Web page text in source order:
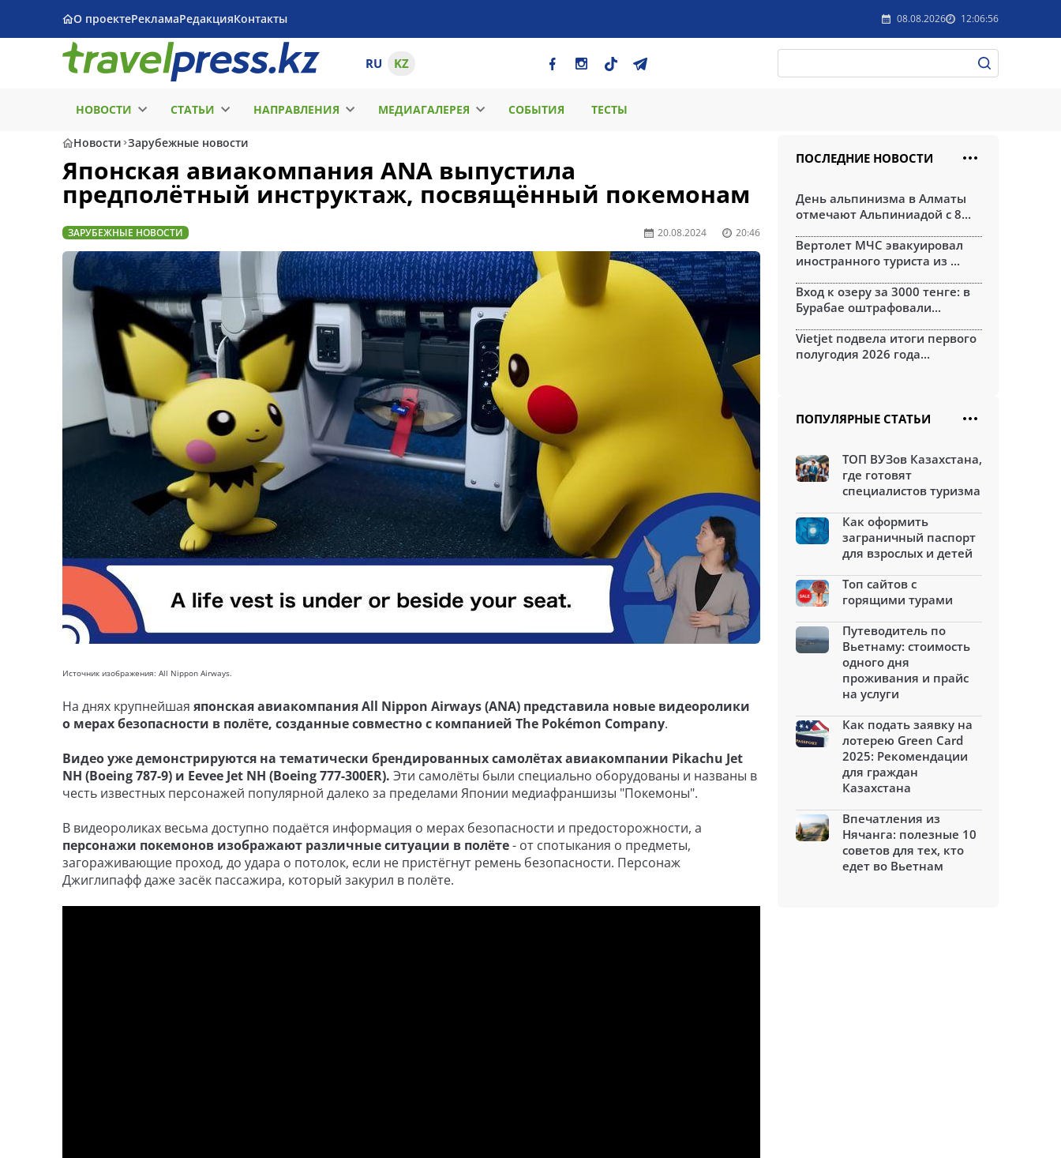
О проектеРекламаРедакцияКонтакты 08.08.2026 12:06:56
RU KZ
НОВОСТИ СТАТЬИ НАПРАВЛЕНИЯ МЕДИАГАЛЕРЕЯ СОБЫТИЯ ТЕСТЫ
Новости Зарубежные новости
Японская авиакомпания ANA выпустила
предполётный инструктаж, посвящённый покемонам
ЗАРУБЕЖНЫЕ НОВОСТИ 20.08.2024 20:46
Источник изображения: All Nippon Airways.
На днях крупнейшая японская авиакомпания All Nippon Airways (ANA) представила новые видеоролики
о мерах безопасности в полёте, созданные совместно с компанией The Pokémon Company.
Видео уже демонстрируются на тематически брендированных самолётах авиакомпании Pikachu Jet
NH (Boeing 787-9) и Eevee Jet NH (Boeing 777-300ER). Эти самолёты были специально оборудованы и названы в
честь известных персонажей популярной далеко за пределами Японии медиафраншизы "Покемоны".
В видеороликах весьма доступно подаётся информация о мерах безопасности и предосторожности, а
персонажи покемонов изображают различные ситуации в полёте- от спотыкания о предметы,
загораживающие проход, до удара о потолок, если не пристёгнут ремень безопасности. Персонаж
Джиглипафф даже засёк пассажира, который закурил в полёте.
ПОСЛЕДНИЕ НОВОСТИ
День альпинизма в Алматы
отмечают Альпиниадой с 8...
Вертолет МЧС эвакуировал
иностранного туриста из ...
Вход к озеру за 3000 тенге: в
Бурабае оштрафовали...
Vietjet подвела итоги первого
полугодия 2026 года...
ПОПУЛЯРНЫЕ СТАТЬИ
ТОП ВУЗов Казахстана,
где готовят
специалистов туризма
Как оформить
заграничный паспорт
для взрослых и детей
Топ сайтов с
горящими турами
Путеводитель по
Вьетнаму: стоимость
одного дня
проживания и прайс
на услуги
Как подать заявку на
лотерею Green Card
2025: Рекомендации
для граждан
Казахстана
Впечатления из
Нячанга: полезные 10
советов для тех, кто
едет во Вьетнам